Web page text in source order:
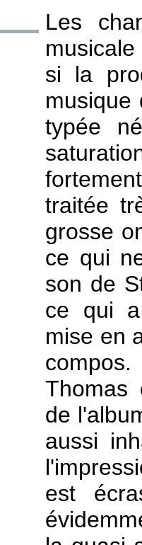
Les
si la
musique
typée
traitée
grosse
ce qui
son de
ce qui a
mise en
Thomas
de
aussi
est